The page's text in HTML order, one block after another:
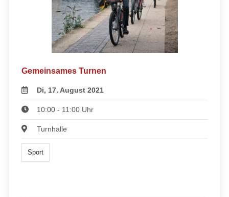
Gemeinsames Turnen
Di, 17. August 2021
10:00 - 11:00 Uhr
Turnhalle
Sport